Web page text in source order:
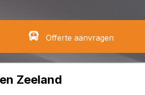
Offerte aanvragen
Zeeland